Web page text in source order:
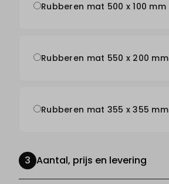
Rubberen mat 500 x 100 mm
Rubberen mat 550 x 200 mm
Rubberen mat 355 x 355 mm
Aantal, prijs en levering